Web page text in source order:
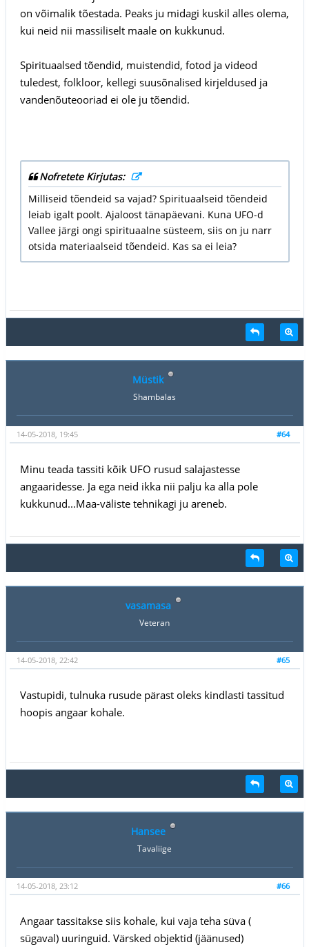
on võimalik tõestada. Peaks ju midagi kuskil alles olema,
kui neid nii massiliselt maale on kukkunud.
Spirituaalsed tõendid, muistendid, fotod ja videod
tuledest, folkloor, kellegi suusõnalised kirjeldused ja
vandenõuteooriad ei ole ju tõendid.
Nofretete Kirjutas:
Milliseid tõendeid sa vajad? Spirituaalseid tõendeid
leiab igalt poolt. Ajaloost tänapäevani. Kuna UFO-d
Vallee järgi ongi spirituaalne süsteem, siis on ju narr
otsida materiaalseid tõendeid. Kas sa ei leia?
Müstik
Shambalas
#64
14-05-2018, 19:45
Minu teada tassiti kõik UFO rusud salajastesse
angaaridesse. Ja ega neid ikka nii palju ka alla pole
kukkunud...Maa-väliste tehnikagi ju areneb.
vasamasa
Veteran
#65
14-05-2018, 22:42
Vastupidi, tulnuka rusude pärast oleks kindlasti tassitud
hoopis angaar kohale.
Hansee
Tavaliige
#66
14-05-2018, 23:12
Angaar tassitakse siis kohale, kui vaja teha süva (
sügaval) uuringuid. Värsked objektid (jäänused)